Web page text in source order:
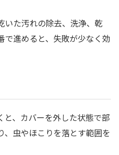
いた汚れの除去、洗浄、乾
で進めると、失敗が少なく効
と、カバーを外した状態で部
、虫やほこりを落とす範囲を